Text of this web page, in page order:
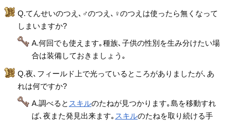
Q.てんせいのつえ､♂のつえ､♀のつえは使ったら無くなって
しまいますか?
A.何回でも使えます｡種族､子供の性別を生み分けたい場
合は装備しておきましょう｡
Q.夜､フィールド上で光っているところがありましたが､あ
れは何ですか?
A.調べると スキルのたねが見つかります｡島を移動すれ
ば､夜また発見出来ます｡ スキルのたねを取り続ける手